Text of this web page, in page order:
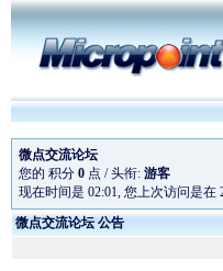
微点交流论坛
您的 积分 0 点 / 头衔: 游客
现在时间是 02:01, 您上次访问是在
微点交流论坛 公告